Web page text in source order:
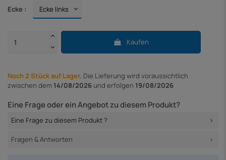
Ecke :
Kaufen
Noch 2 Stück auf Lager, Die Lieferung wird voraussichtlich
zwischen dem 14/08/2026 und erfolgen 19/08/2026
Eine Frage oder ein Angebot zu diesem Produkt?
Eine Frage zu diesem Produkt ?
Fragen & Antworten